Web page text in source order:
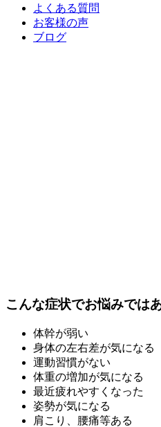
よくある質問
お客様の声
ブログ
こんな症状でお悩みでは
体幹が弱い
身体の左右差が気になる
運動習慣がない
体重の増加が気になる
最近疲れやすくなった
姿勢が気になる
肩こり、腰痛等ある